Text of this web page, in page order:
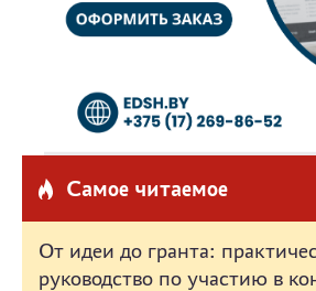
Самое читаемое
От идеи до гранта:
руководство по участию в